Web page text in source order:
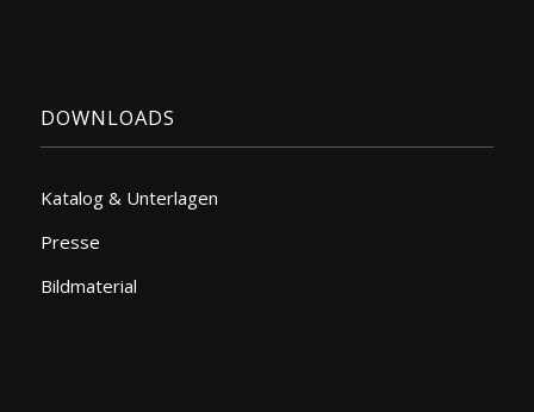
DOWNLOADS
Katalog & Unterlagen
Presse
Bildmaterial